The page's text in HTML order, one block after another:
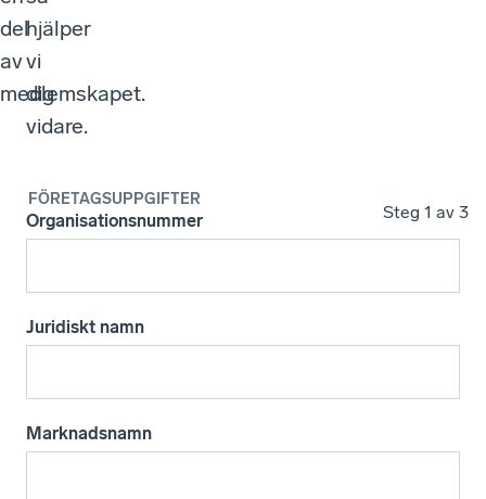
del
av
medlemskapet.
hjälper
vi
dig
vidare.
Steg 1 av 3
FÖRETAGSUPPGIFTER
Organisationsnummer
Juridiskt namn
Marknadsnamn